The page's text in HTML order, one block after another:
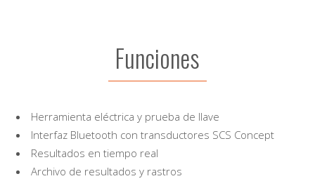
Funciones
Herramienta eléctrica y prueba de llave
Interfaz Bluetooth con transductores SCS Concept
Resultados en tiempo real
Archivo de resultados y rastros